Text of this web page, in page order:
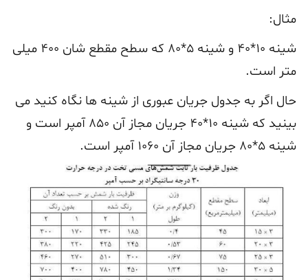
مثال:
شینه ۱۰*۴۰ و شینه ۵*۸۰ که سطح مقطع شان ۴۰۰ میلی
متر است.
حال اگر به جدول جریان عبوری از شینه ها نگاه کنید می
بینید که شینه ۱۰*۴۰ جریان مجاز آن ۸۵۰ آمپر است و
شینه ۵*۸۰ جریان مجاز آن ۱۰۶۰ آمپر است.